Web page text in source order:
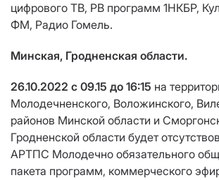
цифрового ТВ, РВ программ 1НКБР,
ФМ, Радио Гомель.
Минская, Гродненская области.
26.10.2022 с 09.15 до 16:15 на
Молодечненского, Воложинского,
районов Минской области и
Гродненской области будет
АРТПС Молодечно обязательного
пакета программ, коммерческого